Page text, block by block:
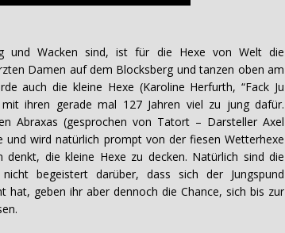
und Wacken sind, ist für die Hexe von Welt die
Damen auf dem Blocksberg und tanzen oben am
auch die kleine Hexe (Karoline Herfurth, “Fack Ju
ihren gerade mal 127 Jahren viel zu jung dafür.
Abraxas (gesprochen von Tatort – Darsteller Axel
und wird natürlich prompt von der fiesen Wetterhexe
die kleine Hexe zu decken. Natürlich sind die
begeistert darüber, dass sich der Jungspund
hat, geben ihr aber dennoch die Chance, sich bis zur